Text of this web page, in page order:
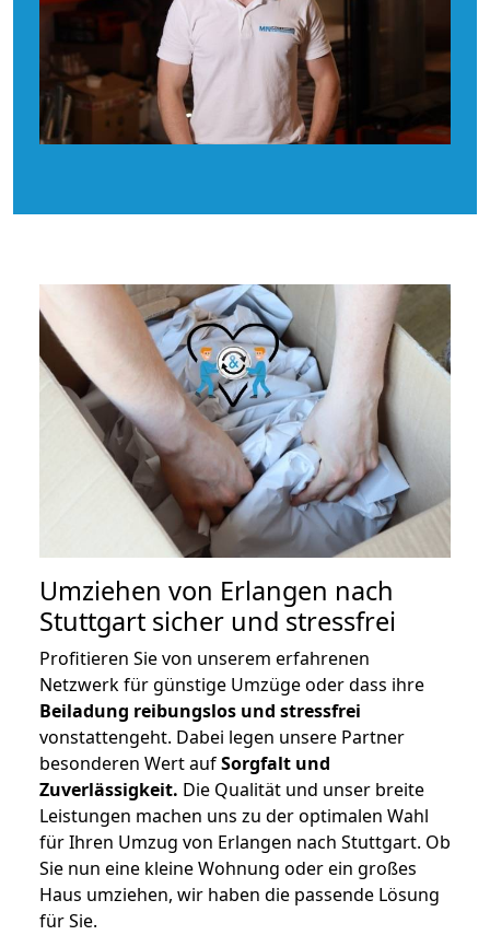
Umziehen von Erlangen nach
Stuttgart sicher und stressfrei
Profitieren Sie von unserem erfahrenen
Netzwerk für günstige Umzüge oder dass ihre
Beiladung reibungslos und stressfrei
vonstattengeht. Dabei legen unsere Partner
besonderen Wert aufSorgfalt und
Zuverlässigkeit. Die Qualität und unser breite
Leistungen machen uns zu der optimalen Wahl
für Ihren Umzug von Erlangen nach Stuttgart. Ob
Sie nun eine kleine Wohnung oder ein großes
Haus umziehen, wir haben die passende Lösung
für Sie.